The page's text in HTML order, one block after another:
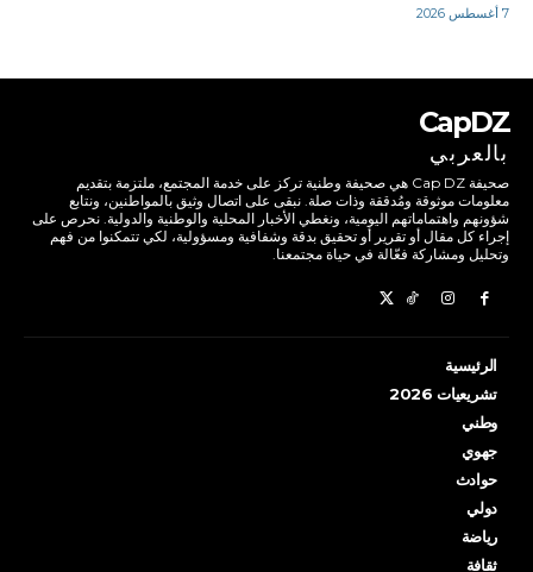
7 أغسطس 2026
CapDZ
بالعربي
صحيفة Cap DZ هي صحيفة وطنية تركز على خدمة المجتمع، ملتزمة بتقديم
معلومات موثوقة ومُدققة وذات صلة. نبقى على اتصال وثيق بالمواطنين، ونتابع
شؤونهم واهتماماتهم اليومية، ونغطي الأخبار المحلية والوطنية والدولية. نحرص على
إجراء كل مقال أو تقرير أو تحقيق بدقة وشفافية ومسؤولية، لكي تتمكنوا من فهم
وتحليل ومشاركة فعّالة في حياة مجتمعنا.
الرئيسية
تشريعيات 2026
وطني
جهوي
حوادث
دولي
رياضة
ثقافة